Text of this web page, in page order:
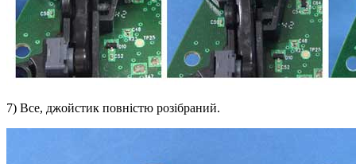
7) Все, джойстик повністю розібраний.